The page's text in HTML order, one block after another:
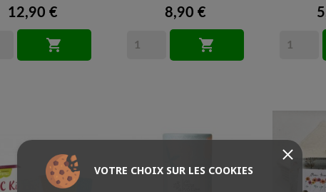
12,90 €

8,90 €

VOTRE CHOIX SUR LES COOKIES